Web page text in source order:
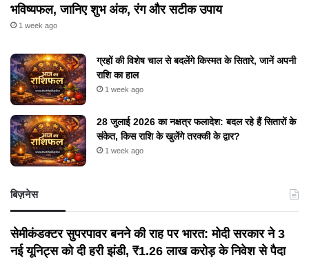
भविष्यफल, जानिए शुभ अंक, रंग और सटीक उपाय
1 week ago
ग्रहों की विशेष चाल से बदलेंगे किस्मत के सितारे, जानें अपनी
राशि का हाल
1 week ago
28 जुलाई 2026 का नक्षत्र फलादेश: बदल रहे हैं सितारों के
संकेत, किस राशि के खुलेंगे तरक्की के द्वार?
1 week ago
बिज़नेस
सेमीकंडक्टर सुपरपावर बनने की राह पर भारत: मोदी सरकार ने 3
नई यूनिट्स को दी हरी झंडी, ₹1.26 लाख करोड़ के निवेश से पैदा